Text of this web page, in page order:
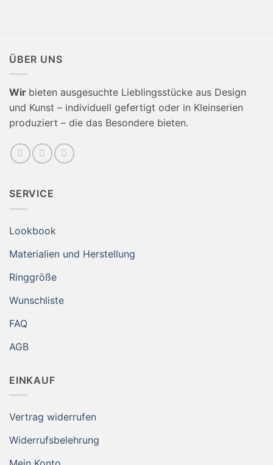
ÜBER UNS
Wir bieten ausgesuchte Lieblingsstücke aus Design
und Kunst – individuell gefertigt oder in Kleinserien
produziert – die das Besondere bieten.
SERVICE
Lookbook
Materialien und Herstellung
Ringgröße
Wunschliste
FAQ
AGB
EINKAUF
Vertrag widerrufen
Widerrufsbelehrung